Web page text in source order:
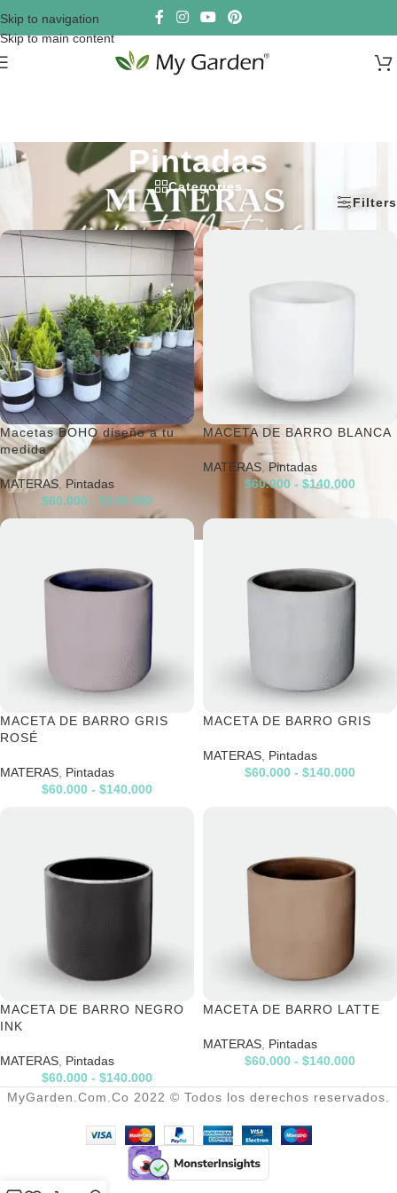
Skip to navigation
Skip to main content
Pintadas
Categories
MATERAS/Pintadas Filters
Macetas BOHO diseño a tu
medida
MATERAS Pintadas
$60.000 - $140.000
MACETA DE BARRO BLANCA
MATERAS Pintadas
$60.000 - $140.000
MACETA DE BARRO GRIS
ROSÉ
MATERAS Pintadas
$60.000 - $140.000
MACETA DE BARRO GRIS
MATERAS Pintadas
$60.000 - $140.000
MACETA DE BARRO NEGRO
INK
MATERAS Pintadas
$60.000 - $140.000
MACETA DE BARRO LATTE
MATERAS Pintadas
$60.000 - $140.000
MyGarden.Com.Co 2022 © Todos los derechos reservados.